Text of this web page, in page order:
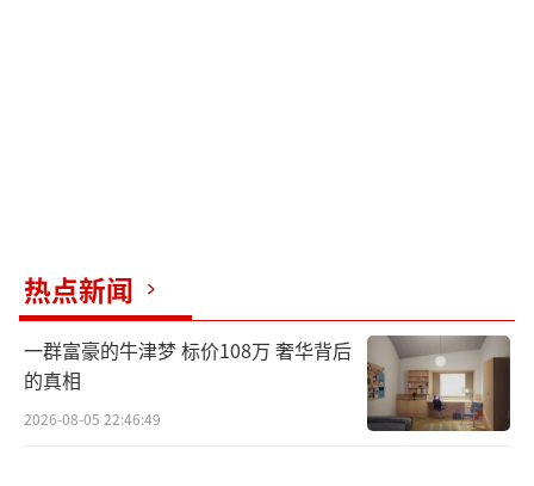
热点新闻
一群富豪的牛津梦 标价108万 奢华背后
的真相
2026-08-05 22:46:49